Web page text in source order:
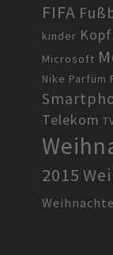
FIFA
kinder
Microsoft
Nike Parfüm
Telekom
2015